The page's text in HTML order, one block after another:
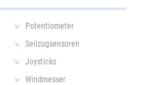
Potentiometer
Seilzugsensoren
Joysticks
Windmesser